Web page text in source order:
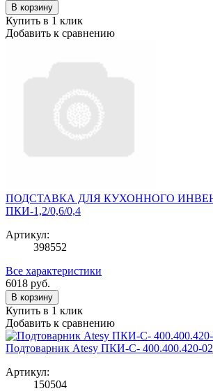
В корзину
Купить в 1 клик
Добавить к сравнению
ПОДСТАВКА ДЛЯ КУХОННОГО
ПКИ-1,2/0,6/0,4
Артикул:
398552
Все характеристики
6018 руб.
В корзину
Купить в 1 клик
Добавить к сравнению
Подтоварник Atesy ПКИ-С- 400.400.420-02
Артикул:
150504